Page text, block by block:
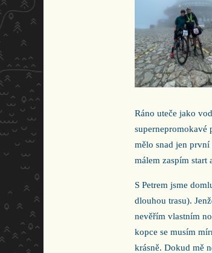
Ráno uteče jako
mělo snad jen
málem zaspím start
S Petrem jsme
dlouhou trasu).
nevěřím vlastním
kopce se musím
krásně. Dokud mě